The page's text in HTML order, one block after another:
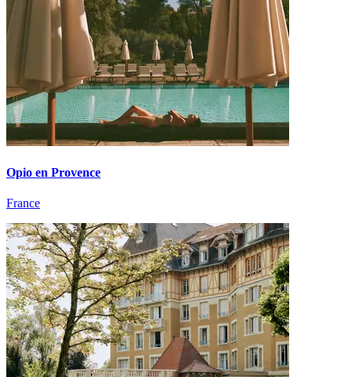
Opio en Provence
France